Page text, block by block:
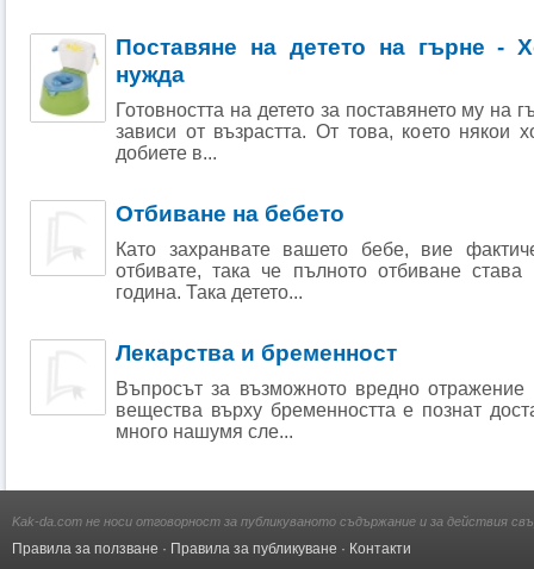
Поставяне на детето на гърне -
нужда
Готовността на детето за поставянето му на
зависи от възрастта. От това, което някои
добиете в...
Отбиване на бебето
Като захранвате вашето бебе, вие
отбивате, така че пълното отбиване
година. Така детето...
Лекарства и бременност
Въпросът за възможното вредно отражение
вещества върху бременността е познат
много нашумя сле...
Kak-da.com не носи отговорност за публикуваното съдържание и за действия
Правила за ползване · Правила за публикуване · Контакти